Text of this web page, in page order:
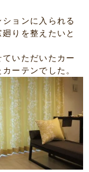
ョンに入られる
りを整えたいと
いただいたカー
ーテンでした。